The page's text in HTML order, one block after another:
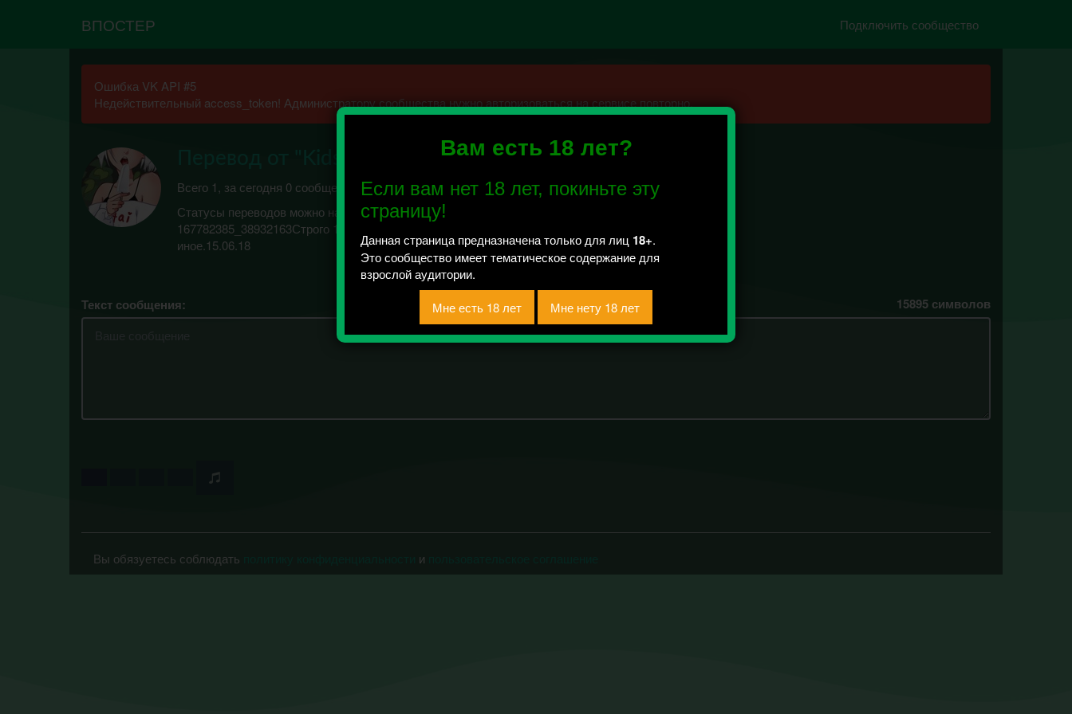
Вам есть 18 лет?
Если вам нет 18 лет, покиньте эту
страницу!
Данная страница предназначена только для лиц 18+.
Это сообщество имеет тематическое содержание для
взрослой аудитории.
ВПОСТЕР Подключить сообщество
Ошибка VK API #5
Недействительный access_token! Администратору сообщества нужно авторизоваться на сервисе повторно.
Перевод от "Kids Of H" [18+] (HENTAI ХЕН
Всего 1, за сегодня 0 сообщений отправлено / Рейтинг 0.5
Статусы переводов можно найти в обсуждении "Статусы переводов"https://vk.com/topic-
167782385_38932163Строго 18+. Все изображенные персонажи старше 18 лет, даже если указано
иное.15.06.18
Текст сообщения: 15895 символов
Вы обязуетесь соблюдать и